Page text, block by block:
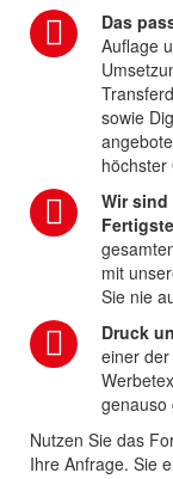
Das
Auflage
sowie
höchster
Wir sind
mit
Sie nie
Druck
einer
genauso
Nutzen Sie das
Ihre Anfrage. Sie